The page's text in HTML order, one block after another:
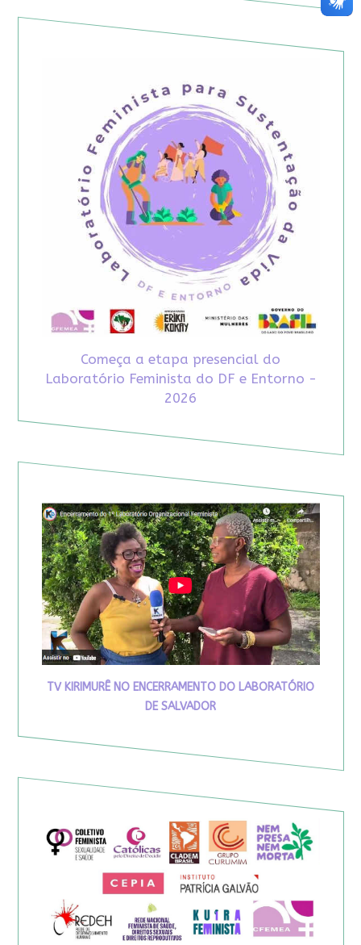
Começa a etapa presencial do
Laboratório Feminista do DF e Entorno -
2026
TV KIRIMURÊ NO ENCERRAMENTO DO LABORATÓRIO
DE SALVADOR